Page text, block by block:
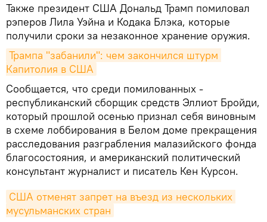
Также президент США Дональд Трамп помиловал
рэперов Лила Уэйна и Кодака Блэка, которые
получили сроки за незаконное хранение оружия.
Трампа "забанили": чем закончился штурм
Капитолия в США
Сообщается, что среди помилованных -
республиканский сборщик средств Эллиот Бройди,
который прошлой осенью признал себя виновным
в схеме лоббирования в Белом доме прекращения
расследования разграбления малазийского фонда
благосостояния, и американский политический
консультант журналист и писатель Кен Курсон.
США отменят запрет на въезд из нескольких
мусульманских стран